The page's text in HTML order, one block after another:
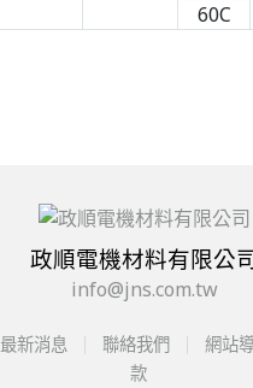
60C
政順電機材料有限公
info@jns.com.tw
最新消息 聯絡我們 網站
款